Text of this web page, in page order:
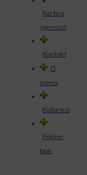
Kartice
vjernosti
Kontakt
O
nama
Košarica
Poklon
bon